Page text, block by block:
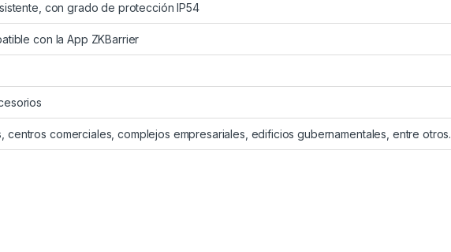
con grado de protección IP54
con la App ZKBarrier
centros comerciales, complejos empresariales, edificios gubernamentales, entre otros.